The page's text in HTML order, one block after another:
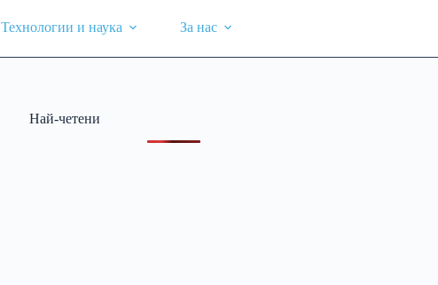
Технологии и наука За нас
Най-четени